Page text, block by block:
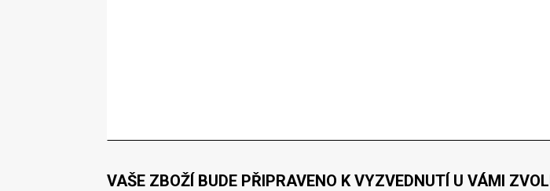
VAŠE ZBOŽÍ BUDE PŘIPRAVENO K VYZVEDNUTÍ U VÁMI